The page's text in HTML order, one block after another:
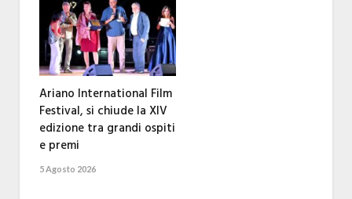
Ariano International Film
Festival, si chiude la XIV
edizione tra grandi ospiti
e premi
5 Agosto 2026